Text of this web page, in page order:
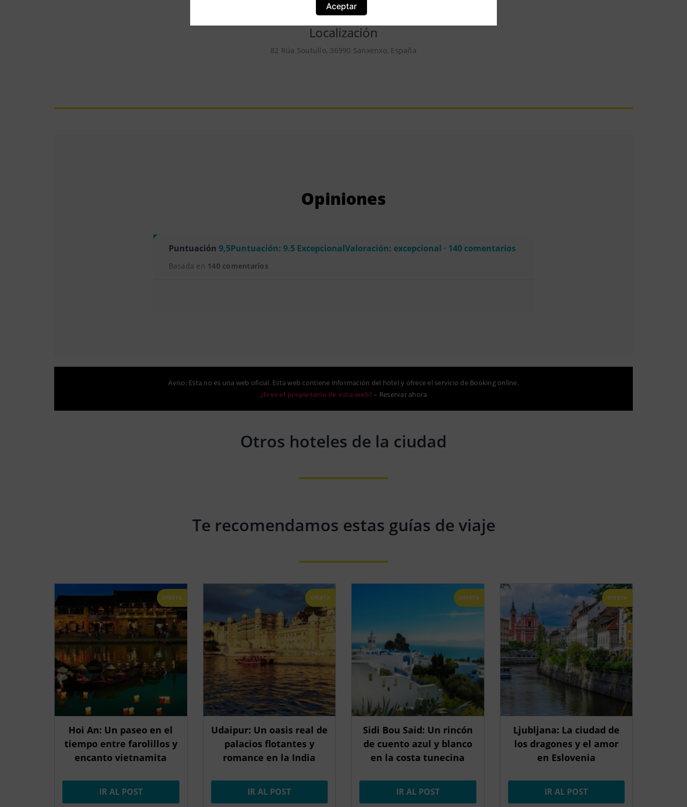
Localización
82 Rúa Soutullo, 36990 Sanxenxo, España
Opiniones
Puntuación 9,5Puntuación: 9.5 ExcepcionalValoración: excepcional · 140 comentarios
Basada en 140 comentarios
Aviso: Esta no es una web oficial. Esta web contiene información del hotel y ofrece el servicio de Booking online.
¿Eres el propietario de esta web?– Reservar ahora
Otros hoteles de la ciudad
Te recomendamos estas guías de viaje
OFERTA
Hoi An: Un paseo en el
tiempo entre farolillos y
encanto vietnamita
IR AL POST
OFERTA
Udaipur: Un oasis real de
palacios flotantes y
romance en la India
IR AL POST
OFERTA
Sidi Bou Said: Un rincón
de cuento azul y blanco
en la costa tunecina
IR AL POST
OFERTA
Ljubljana: La ciudad de
los dragones y el amor
en Eslovenia
IR AL POST
Aceptar